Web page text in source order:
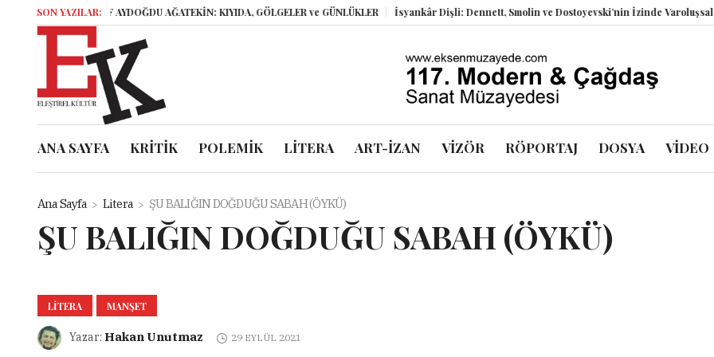
SON YAZILAR:
ELİF AYDOĞDU AĞATEKİN: KIYIDA, GÖLGELER ve GÜNLÜKLER İsyankâr Dişli: Dennett, Smolin ve Dostoyevski’nin İzinde Varoluşsal Bir
ANA SAYFA KRİTİK POLEMİK LİTERA ART-İZAN VİZÖR RÖPORTAJ DOSYA VİDEO
Ana Sayfa Litera ŞU BALIĞIN DOĞDUĞU SABAH (ÖYKÜ)
ŞU BALIĞIN DOĞDUĞU SABAH (ÖYKÜ)
LITERA MANŞET
Yazar: Hakan Unutmaz 29 EYLÜL 2021